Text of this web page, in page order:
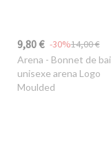
9,80 € 14,00 €
-30%
Arena - Bonnet de
unisexe arena Logo
Moulded